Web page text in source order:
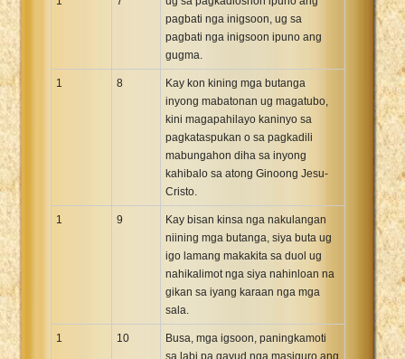
pagbati nga inigsoon, ug sa
pagbati nga inigsoon ipuno ang
gugma.
1 8
Kay kon kining mga butanga
inyong mabatonan ug magatubo,
kini magapahilayo kaninyo sa
pagkataspukan o sa pagkadili
mabungahon diha sa inyong
kahibalo sa atong Ginoong Jesu-
Cristo.
1 9
Kay bisan kinsa nga nakulangan
niining mga butanga, siya buta ug
igo lamang makakita sa duol ug
nahikalimot nga siya nahinloan na
gikan sa iyang karaan nga mga
sala.
1 10
Busa, mga igsoon, paningkamoti
sa labi pa gayud nga masiguro ang